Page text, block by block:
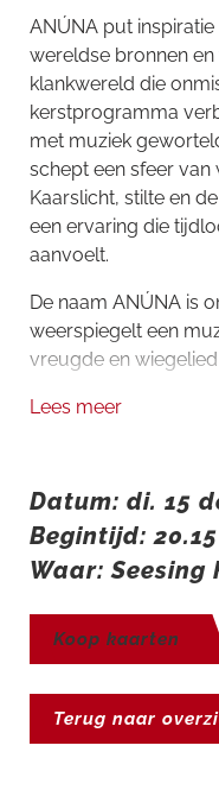
ANÚNA put
wereldse bronnen
klankwereld die
kerstprogramma
met muziek
schept een sfeer van
Kaarslicht, stilte en
een ervaring die
aanvoelt.
De naam ANÚNA is
weerspiegelt een
vreugde en
Lees meer
Datum: di. 15
Begintijd: 20.15
Waar: Seesing
Koop kaarten
Terug naar